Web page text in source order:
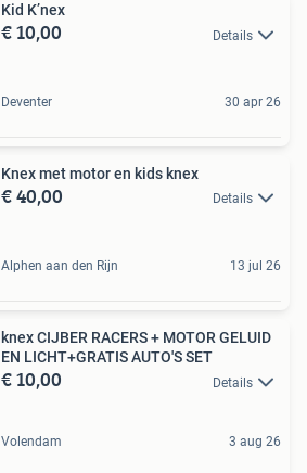
Kid K’nex
€ 10,00 Details
Deventer 30 apr 26
Knex met motor en kids knex
€ 40,00 Details
Alphen aan den Rijn 13 jul 26
knex CIJBER RACERS + MOTOR GELUID
EN LICHT+GRATIS AUTO'S SET
€ 10,00 Details
Volendam 3 aug 26